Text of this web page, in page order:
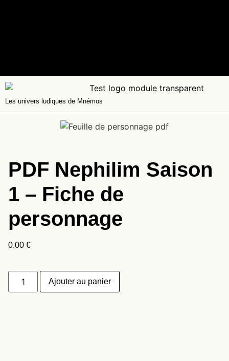
Les univers ludiques de Mnémos
PDF Nephilim Saison
1 – Fiche de
personnage
0,00 €
Ajouter au panier